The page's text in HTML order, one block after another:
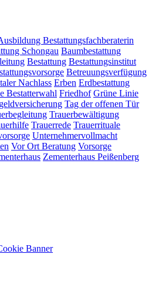
Bestattungsfachberaterin
Schongau Baumbestattung
Bestattung Bestattungsinstitut
Betreuungsverfügung
Nachlass Erben Erdbestattung
Bestatterwahl Friedhof Grüne Linie
Tag der offenen Tür
Trauerbewältigung
Trauerrede Trauerrituale
Unternehmervollmacht
Vor Ort Beratung Vorsorge
Zementerhaus Peißenberg
Banner